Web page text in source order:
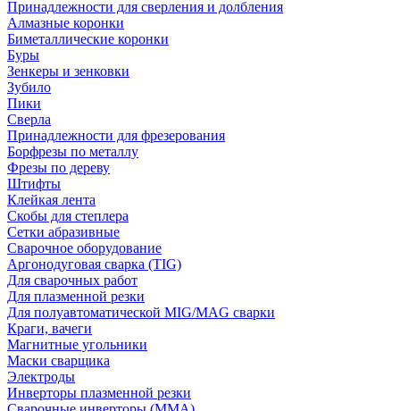
Принадлежности для сверления и долбления
Алмазные коронки
Биметаллические коронки
Буры
Зенкеры и зенковки
Зубило
Пики
Сверла
Принадлежности для фрезерования
Борфрезы по металлу
Фрезы по дереву
Штифты
Клейкая лента
Скобы для степлера
Сетки абразивные
Сварочное оборудование
Аргонодуговая сварка (TIG)
Для сварочных работ
Для плазменной резки
Для полуавтоматической MIG/MAG сварки
Краги, вачеги
Магнитные угольники
Маски сварщика
Электроды
Инверторы плазменной резки